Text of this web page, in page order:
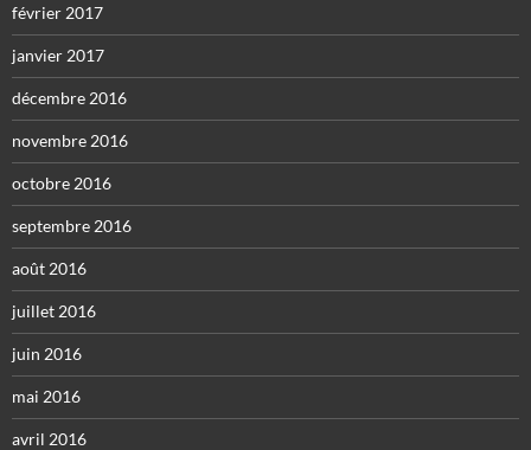
février 2017
janvier 2017
décembre 2016
novembre 2016
octobre 2016
septembre 2016
août 2016
juillet 2016
juin 2016
mai 2016
avril 2016